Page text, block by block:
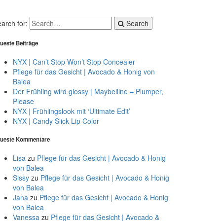
for: Search
Beiträge
NYX | Can’t Stop Won’t Stop Concealer
Pflege für das Gesicht | Avocado & Honig von
Balea
Der Frühling wird glossy | Maybelline – Plumper,
Please
NYX | Frühlingslook mit ‘Ultimate Edit’
NYX | Candy Slick Lip Color
Kommentare
Lisa zu Pflege für das Gesicht | Avocado & Honig
von Balea
Sissy zu Pflege für das Gesicht | Avocado & Honig
von Balea
Jana zu Pflege für das Gesicht | Avocado & Honig
von Balea
Vanessa zu Pflege für das Gesicht | Avocado &